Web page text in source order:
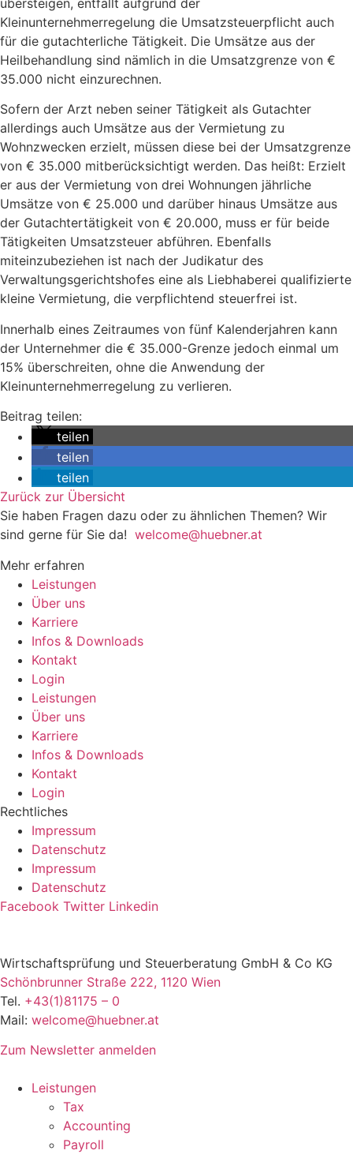
Kleinunternehmerregelung die Umsatzsteuerpflicht auch
für die gutachterliche Tätigkeit. Die Umsätze aus der
Heilbehandlung sind nämlich in die Umsatzgrenze von €
35.000 nicht einzurechnen.
Sofern der Arzt neben seiner Tätigkeit als Gutachter
allerdings auch Umsätze aus der Vermietung zu
Wohnzwecken erzielt, müssen diese bei der Umsatzgrenze
von € 35.000 mitberücksichtigt werden. Das heißt: Erzielt
er aus der Vermietung von drei Wohnungen jährliche
Umsätze von € 25.000 und darüber hinaus Umsätze aus
der Gutachtertätigkeit von € 20.000, muss er für beide
Tätigkeiten Umsatzsteuer abführen. Ebenfalls
miteinzubeziehen ist nach der Judikatur des
Verwaltungsgerichtshofes eine als Liebhaberei qualifizierte
kleine Vermietung, die verpflichtend steuerfrei ist.
Innerhalb eines Zeitraumes von fünf Kalenderjahren kann
der Unternehmer die € 35.000-Grenze jedoch einmal um
15% überschreiten, ohne die Anwendung der
Kleinunternehmerregelung zu verlieren.
Beitrag teilen:
teilen
teilen
teilen
Zurück zur Übersicht
Sie haben Fragen dazu oder zu ähnlichen Themen? Wir
sind gerne für Sie da! welcome@huebner.at
Mehr erfahren
Leistungen
Über uns
Karriere
Infos & Downloads
Kontakt
Login
Leistungen
Über uns
Karriere
Infos & Downloads
Kontakt
Login
Rechtliches
Impressum
Datenschutz
Impressum
Datenschutz
Facebook Twitter Linkedin
Wirtschaftsprüfung und Steuerberatung GmbH & Co KG
Schönbrunner Straße 222, 1120 Wien
Tel. +43(1)81175 – 0
Mail: welcome@huebner.at
Zum Newsletter anmelden
Leistungen
Tax
Accounting
Payroll